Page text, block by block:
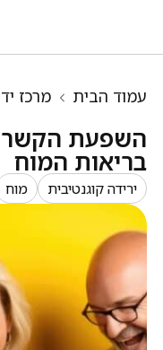
עמוד הבית מרכז
השפעת
בריאות המוח
ירידה קוגנטיבית מוח